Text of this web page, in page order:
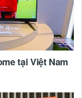
tại Việt Nam